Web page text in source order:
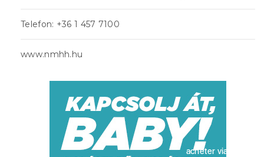
Telefon: +36 1 457 7100
www.nmhh.hu
acheter viagra sans